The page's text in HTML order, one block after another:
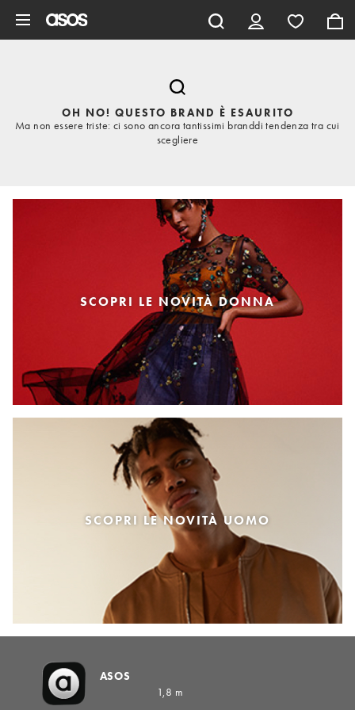
OH NO! QUESTO BRAND È ESAURITO
Ma non essere triste: ci sono ancora tantissimi branddi tendenza tra cui
scegliere
SCOPRI LE NOVITÀ DONNA
SCOPRI LE NOVITÀ UOMO
ASOS
1,8 m